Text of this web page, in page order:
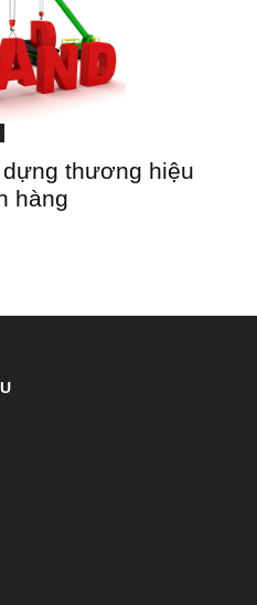
thương hiệu
hàng